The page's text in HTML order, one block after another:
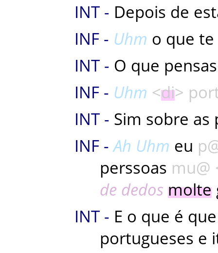
Depois de
Uhm o que te
O que pensas
Uhm
di
Sim sobre as
Ah Uhm eu p
perssoas mu
de dedos molte
E o que é que
portugueses e